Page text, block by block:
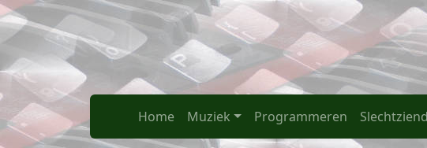
Weblog / FWieP.nl
Spring naar hoofdtekst
Home
Home Muziek Programmeren